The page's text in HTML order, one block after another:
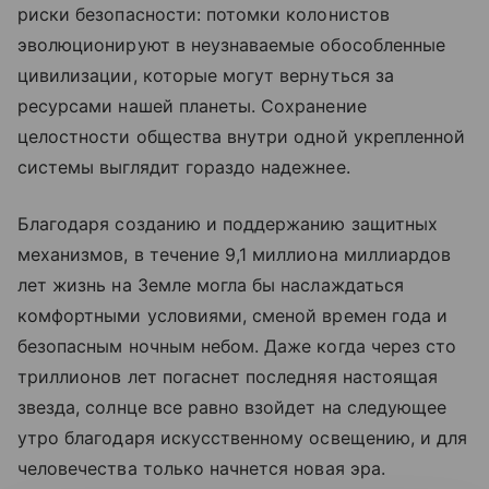
риски безопасности: потомки колонистов
эволюционируют в неузнаваемые обособленные
цивилизации, которые могут вернуться за
ресурсами нашей планеты. Сохранение
целостности общества внутри одной укрепленной
системы выглядит гораздо надежнее.
Благодаря созданию и поддержанию защитных
механизмов, в течение 9,1 миллиона миллиардов
лет жизнь на Земле могла бы наслаждаться
комфортными условиями, сменой времен года и
безопасным ночным небом. Даже когда через сто
триллионов лет погаснет последняя настоящая
звезда, солнце все равно взойдет на следующее
утро благодаря искусственному освещению, и для
человечества только начнется новая эра.